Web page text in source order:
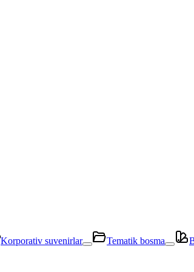
Korporativ suvenirlar Tematik bosma